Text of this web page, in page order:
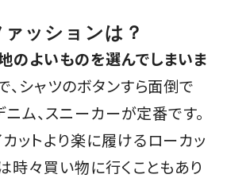
ッションは？
のよいものを選んでしまいま
、シャツのボタンすら面倒で
ニム、スニーカーが定番です。
ットより楽に履けるローカッ
時々買い物に行くこともあり